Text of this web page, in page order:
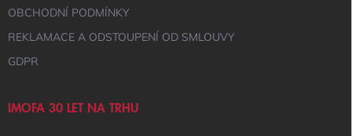
OBCHODNÍ PODMÍNKY
REKLAMACE A ODSTOUPENÍ OD SMLOUVY
GDPR
IMOFA 30 LET NA TRHU